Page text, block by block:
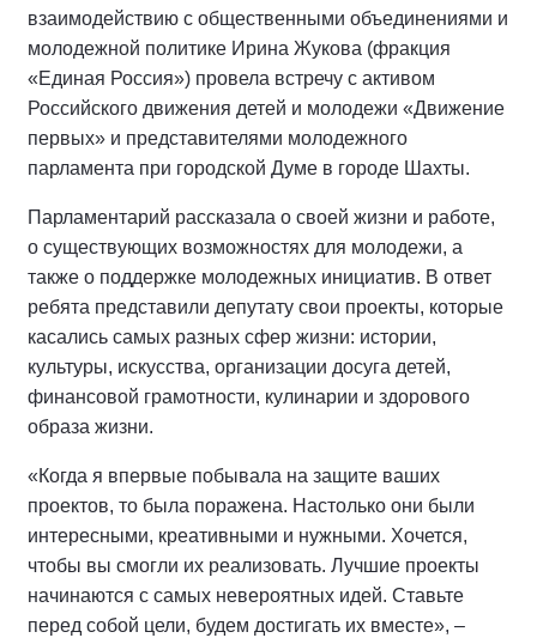
взаимодействию с общественными объединениями и
молодежной политике Ирина Жукова (фракция
«Единая Россия») провела встречу с активом
Российского движения детей и молодежи «Движение
первых» и представителями молодежного
парламента при городской Думе в городе Шахты.
Парламентарий рассказала о своей жизни и работе,
о существующих возможностях для молодежи, а
также о поддержке молодежных инициатив. В ответ
ребята представили депутату свои проекты, которые
касались самых разных сфер жизни: истории,
культуры, искусства, организации досуга детей,
финансовой грамотности, кулинарии и здорового
образа жизни.
«Когда я впервые побывала на защите ваших
проектов, то была поражена. Настолько они были
интересными, креативными и нужными. Хочется,
чтобы вы смогли их реализовать. Лучшие проекты
начинаются с самых невероятных идей. Ставьте
перед собой цели, будем достигать их вместе», –